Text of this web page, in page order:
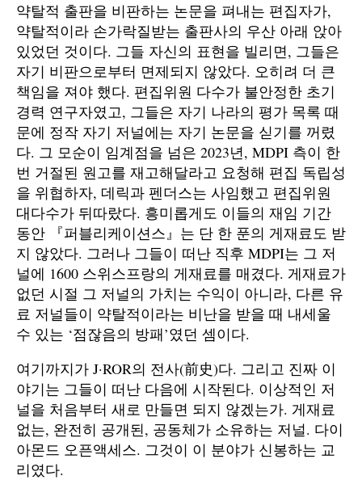
약탈적 출판을 비판하는 논문을 펴내는 편집자가,
약탈적이라 손가락질받는 출판사의 우산 아래 앉아
있었던 것이다. 그들 자신의 표현을 빌리면, 그들은
자기 비판으로부터 면제되지 않았다. 오히려 더 큰
책임을 져야 했다. 편집위원 다수가 불안정한 초기
경력 연구자였고, 그들은 자기 나라의 평가 목록 때
문에 정작 자기 저널에는 자기 논문을 싣기를 꺼렸
다. 그 모순이 임계점을 넘은 2023년, MDPI 측이 한
번 거절된 원고를 재고해달라고 요청해 편집 독립성
을 위협하자, 데릭과 펜더스는 사임했고 편집위원
대다수가 뒤따랐다. 흥미롭게도 이들의 재임 기간
동안 『퍼블리케이션스』는 단 한 푼의 게재료도 받
지 않았다. 그러나 그들이 떠난 직후 MDPI는 그 저
널에 1600 스위스프랑의 게재료를 매겼다. 게재료가
없던 시절 그 저널의 가치는 수익이 아니라, 다른 유
료 저널들이 약탈적이라는 비난을 받을 때 내세울
수 있는 ‘점잖음의 방패’였던 셈이다.
여기까지가 J·ROR의 전사(前史)다. 그리고 진짜 이
야기는 그들이 떠난 다음에 시작된다. 이상적인 저
널을 처음부터 새로 만들면 되지 않겠는가. 게재료
없는, 완전히 공개된, 공동체가 소유하는 저널. 다이
아몬드 오픈액세스. 그것이 이 분야가 신봉하는 교
리였다.